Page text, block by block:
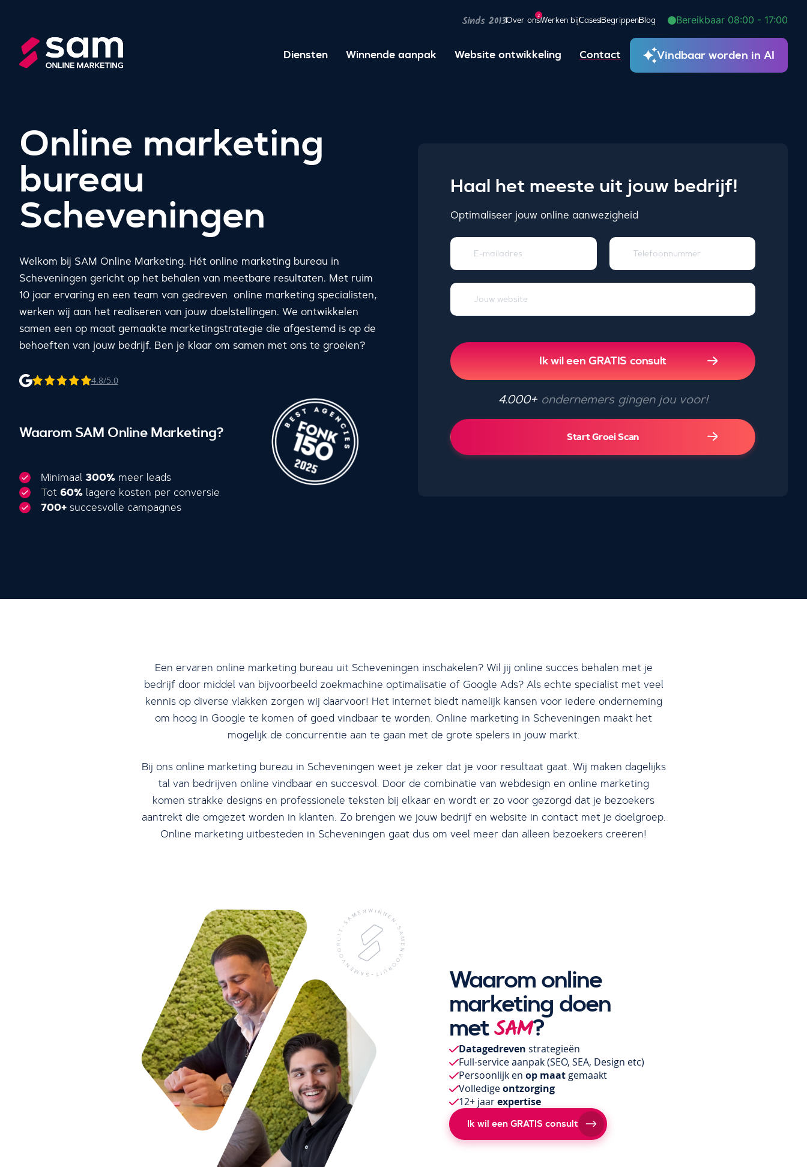
Sinds 2013Over ons
2
Werken bijCasesBegrippenBlog Bereikbaar 08:00 - 17:00
Diensten Winnende aanpak Website ontwikkeling Contact Vindbaar worden in AI
Online marketing
bureau
Scheveningen
Welkom bij SAM Online Marketing. Hét online marketing bureau in
Scheveningen gericht op het behalen van meetbare resultaten. Met ruim
10 jaar ervaring en een team van gedreven online marketing specialisten,
werken wij aan het realiseren van jouw doelstellingen. We ontwikkelen
samen een op maat gemaakte marketingstrategie die afgestemd is op de
behoeften van jouw bedrijf. Ben je klaar om samen met ons te groeien?
4.8/5.0
Waarom SAM Online Marketing?
Minimaal 300% meer leads
Tot 60% lagere kosten per conversie
700+ succesvolle campagnes
Haal het meeste uit jouw bedrijf!
Optimaliseer jouw online aanwezigheid
Ik wil een GRATIS consult
4.000+ondernemers gingen jou voor!
Start Groei Scan
Een ervaren online marketing bureau uit Scheveningen inschakelen? Wil jij online succes behalen met je
bedrijf door middel van bijvoorbeeld zoekmachine optimalisatie of Google Ads? Als echte specialist met veel
kennis op diverse vlakken zorgen wij daarvoor! Het internet biedt namelijk kansen voor iedere onderneming
om hoog in Google te komen of goed vindbaar te worden. Online marketing in Scheveningen maakt het
mogelijk de concurrentie aan te gaan met de grote spelers in jouw markt.
Bij ons online marketing bureau in Scheveningen weet je zeker dat je voor resultaat gaat. Wij maken dagelijks
tal van bedrijven online vindbaar en succesvol. Door de combinatie van webdesign en online marketing
komen strakke designs en professionele teksten bij elkaar en wordt er zo voor gezorgd dat je bezoekers
aantrekt die omgezet worden in klanten. Zo brengen we jouw bedrijf en website in contact met je doelgroep.
Online marketing uitbesteden in Scheveningen gaat dus om veel meer dan alleen bezoekers creëren!
Waarom online
marketing doen
met SAM?
Datagedreven strategieën
Full-service aanpak(SEO, SEA, Design etc)
Persoonlijk enop maat gemaakt
Volledigeontzorging
12+ jaarexpertise
Ik wil een GRATIS consult